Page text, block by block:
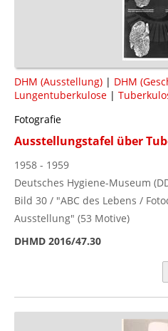
DHM (Ausstellung) | DHM
Lungentuberkulose |
Fotografie
Ausstellungstafel über
1958 - 1959
Deutsches Hygiene-Museum
Bild 30 / "ABC des Lebens /
Ausstellung" (53 Motive)
DHMD 2016/47.30